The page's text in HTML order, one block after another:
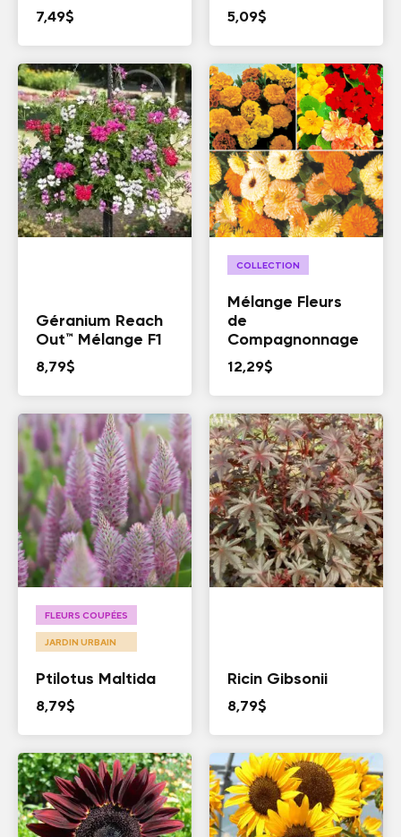
7,49$ 5,09$
Géranium Reach
Out™ Mélange F1
8,79$
COLLECTION
Mélange Fleurs
de
Compagnonnage
12,29$
FLEURS COUPÉES
JARDIN URBAIN
Ptilotus Maltida
8,79$
Ricin Gibsonii
8,79$